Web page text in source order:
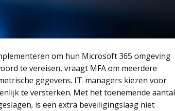
om hun Microsoft 365 omgeving
te vereisen, vraagt MFA om meerdere
gegevens. IT-managers kiezen voor
te versterken. Met het toenemende aantal
is een extra beveiligingslaag niet